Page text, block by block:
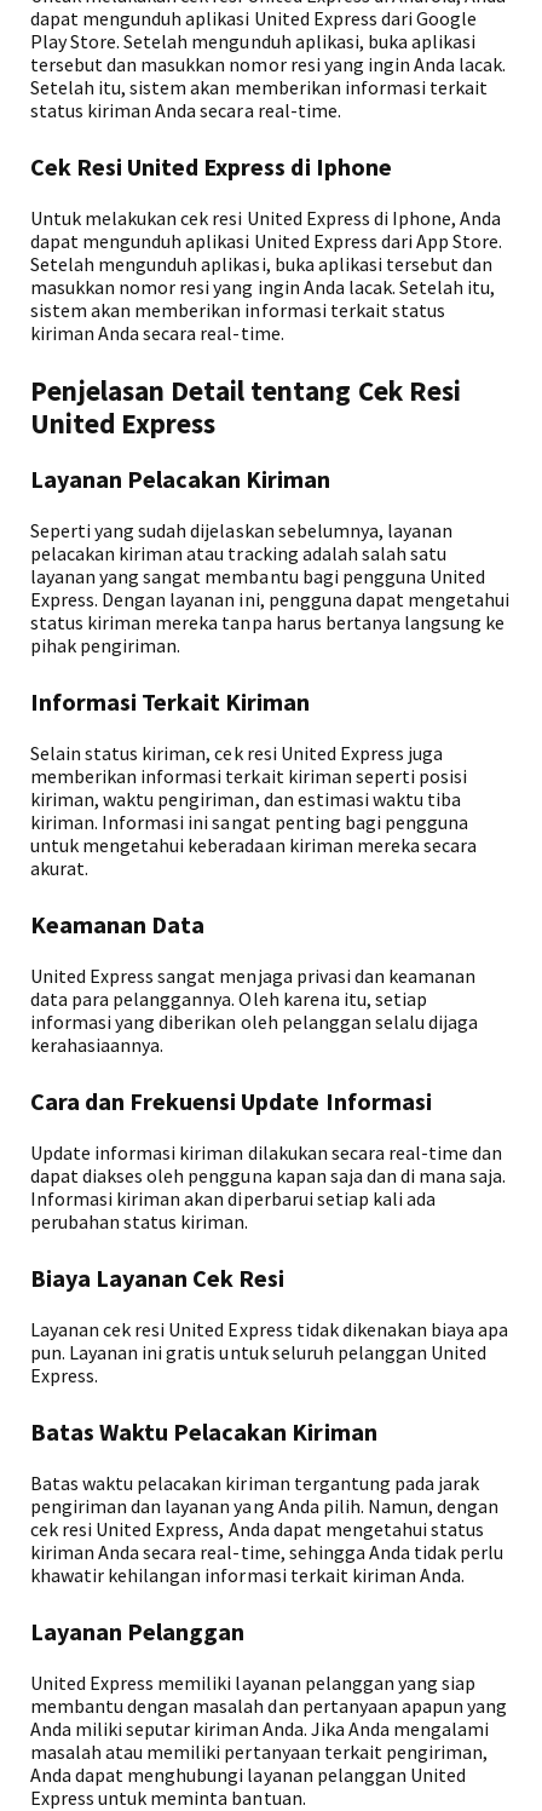
dapat mengunduh aplikasi United Express dari Google
Play Store. Setelah mengunduh aplikasi, buka aplikasi
tersebut dan masukkan nomor resi yang ingin Anda lacak.
Setelah itu, sistem akan memberikan informasi terkait
status kiriman Anda secara real-time.
Cek Resi United Express di Iphone
Untuk melakukan cek resi United Express di Iphone, Anda
dapat mengunduh aplikasi United Express dari App Store.
Setelah mengunduh aplikasi, buka aplikasi tersebut dan
masukkan nomor resi yang ingin Anda lacak. Setelah itu,
sistem akan memberikan informasi terkait status
kiriman Anda secara real-time.
Penjelasan Detail tentang Cek Resi
United Express
Layanan Pelacakan Kiriman
Seperti yang sudah dijelaskan sebelumnya, layanan
pelacakan kiriman atau tracking adalah salah satu
layanan yang sangat membantu bagi pengguna United
Express. Dengan layanan ini, pengguna dapat mengetahui
status kiriman mereka tanpa harus bertanya langsung ke
pihak pengiriman.
Informasi Terkait Kiriman
Selain status kiriman, cek resi United Express juga
memberikan informasi terkait kiriman seperti posisi
kiriman, waktu pengiriman, dan estimasi waktu tiba
kiriman. Informasi ini sangat penting bagi pengguna
untuk mengetahui keberadaan kiriman mereka secara
akurat.
Keamanan Data
United Express sangat menjaga privasi dan keamanan
data para pelanggannya. Oleh karena itu, setiap
informasi yang diberikan oleh pelanggan selalu dijaga
kerahasiaannya.
Cara dan Frekuensi Update Informasi
Update informasi kiriman dilakukan secara real-time dan
dapat diakses oleh pengguna kapan saja dan di mana saja.
Informasi kiriman akan diperbarui setiap kali ada
perubahan status kiriman.
Biaya Layanan Cek Resi
Layanan cek resi United Express tidak dikenakan biaya apa
pun. Layanan ini gratis untuk seluruh pelanggan United
Express.
Batas Waktu Pelacakan Kiriman
Batas waktu pelacakan kiriman tergantung pada jarak
pengiriman dan layanan yang Anda pilih. Namun, dengan
cek resi United Express, Anda dapat mengetahui status
kiriman Anda secara real-time, sehingga Anda tidak perlu
khawatir kehilangan informasi terkait kiriman Anda.
Layanan Pelanggan
United Express memiliki layanan pelanggan yang siap
membantu dengan masalah dan pertanyaan apapun yang
Anda miliki seputar kiriman Anda. Jika Anda mengalami
masalah atau memiliki pertanyaan terkait pengiriman,
Anda dapat menghubungi layanan pelanggan United
Express untuk meminta bantuan.